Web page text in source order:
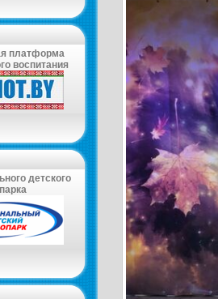
платформа
воспитания
детского